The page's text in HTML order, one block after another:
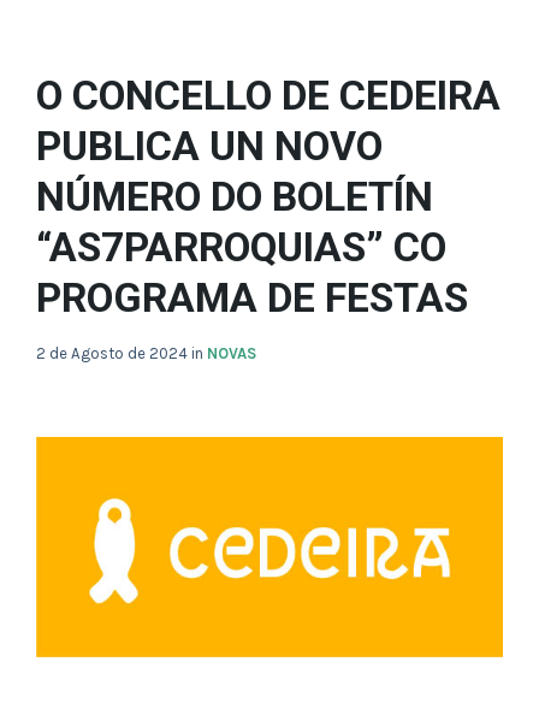
O CONCELLO DE CEDEIRA
PUBLICA UN NOVO
NÚMERO DO BOLETÍN
“AS7PARROQUIAS” CO
PROGRAMA DE FESTAS
2 de Agosto de 2024 in NOVAS